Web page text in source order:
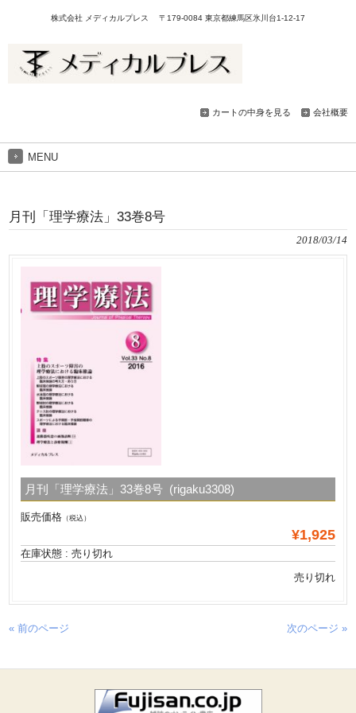
株式会社 メディカルプレス 〒179-0084 東京都練馬区氷川台1-12-17
カートの中身を見る 会社概要
MENU
月刊「理学療法」33巻8号
2018/03/14
月刊「理学療法」33巻8号 (rigaku3308)
販売価格 （税込）
¥1,925
在庫状態 : 売り切れ
売り切れ
« 前のページ 次のページ »